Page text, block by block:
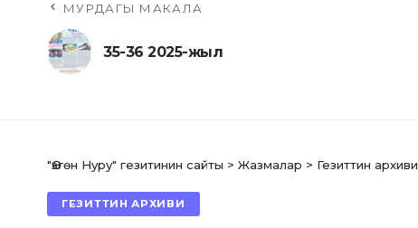
МУРДАГЫ МАКАЛА
35-36 2025-жыл
"Өзгөн Нуру" гезитинин сайты > Жазмалар > Гезиттин архиви
ГЕЗИТТИН АРХИВИ